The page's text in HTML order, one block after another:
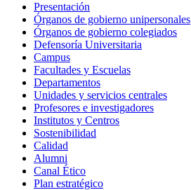
Presentación
Órganos de gobierno unipersonales
Órganos de gobierno colegiados
Defensoría Universitaria
Campus
Facultades y Escuelas
Departamentos
Unidades y servicios centrales
Profesores e investigadores
Institutos y Centros
Sostenibilidad
Calidad
Alumni
Canal Ético
Plan estratégico